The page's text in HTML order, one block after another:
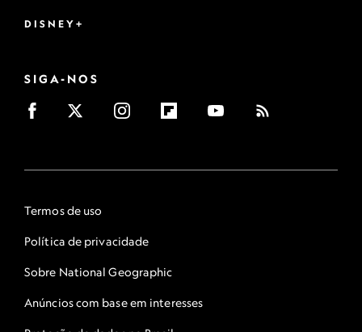
DISNEY+
SIGA-NOS
Termos de uso
Política de privacidade
Sobre National Geographic
Anúncios com base em interesses